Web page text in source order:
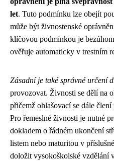
let. Tuto podmínku lze obejít
může být živnostenské
klíčovou podmínkou je
ověřuje automaticky v trestním
Zásadní je také správné určení
provozovat. Živnosti se dělí na
přičemž ohlašovací se dále
Pro řemeslné živnosti je nutné
dokladem o řádném ukončení
listem nebo maturitou v
doložit vysokoškolské vzdělání